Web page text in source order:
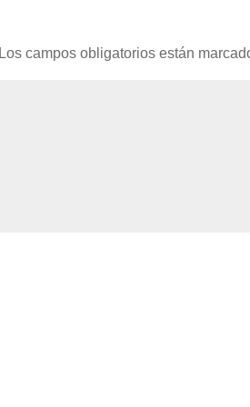
Los campos obligatorios están